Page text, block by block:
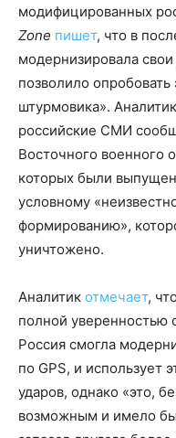
модифицированных
Zone пишет, что в
модернизировала
позволило
штурмовика».
российские СМИ
Восточного военного
которых были
условному
формированию»,
уничтожено.
Аналитик отмечает,
полной уверенностью
Россия смогла
по GPS, и использует
ударов, однако «это,
возможным и имело